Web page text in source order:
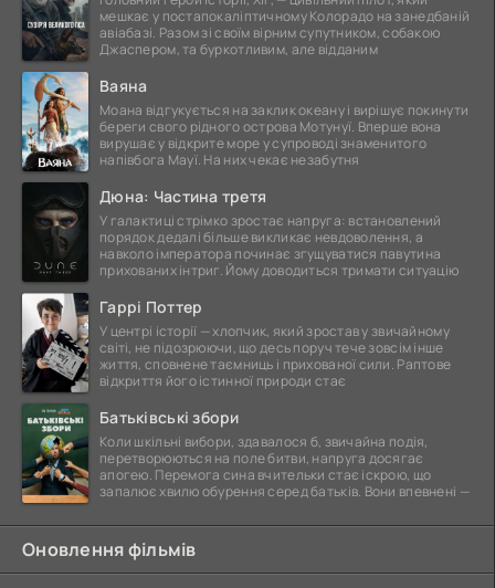
мешкає у постапокаліптичному Колорадо на занедбаній
авіабазі. Разом зі своїм вірним супутником, собакою
Джаспером, та буркотливим, але відданим
Ваяна
Моана відгукується на заклик океану і вирішує покинути
береги свого рідного острова Мотунуї. Вперше вона
вирушає у відкрите море у супроводі знаменитого
напівбога Мауї. На них чекає незабутня
Дюна: Частина третя
У галактиці стрімко зростає напруга: встановлений
порядок дедалі більше викликає невдоволення, а
навколо імператора починає згущуватися павутина
прихованих інтриг. Йому доводиться тримати ситуацію
Гаррі Поттер
У центрі історії — хлопчик, який зростав у звичайному
світі, не підозрюючи, що десь поруч тече зовсім інше
життя, сповнене таємниць і прихованої сили. Раптове
відкриття його істинної природи стає
Батьківські збори
Коли шкільні вибори, здавалося б, звичайна подія,
перетворюються на поле битви, напруга досягає
апогею. Перемога сина вчительки стає іскрою, що
запалює хвилю обурення серед батьків. Вони впевнені —
Оновлення фільмів